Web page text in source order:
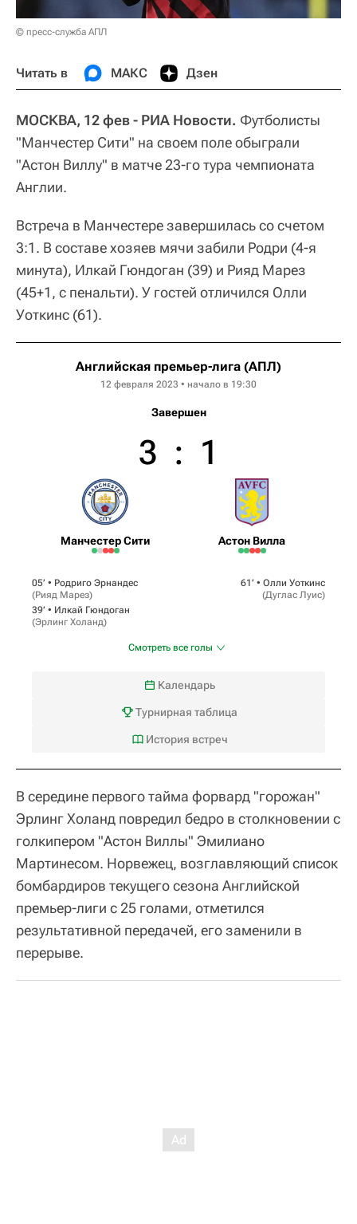
© пресс-служба АПЛ
Читать в МАКС Дзен
МОСКВА, 12 фев - РИА Новости. Футболисты
"Манчестер Сити" на своем поле обыграли
"Астон Виллу" в матче 23-го тура чемпионата
Англии.
Встреча в Манчестере завершилась со счетом
3:1. В составе хозяев мячи забили Родри (4-я
минута), Илкай Гюндоган (39) и Рияд Марез
(45+1, с пенальти). У гостей отличился Олли
Уоткинс (61).
Английская премьер-лига (АПЛ)
12 февраля 2023 • начало в 19:30
Завершен
Манчестер Сити
3 : 1
Астон Вилла
05‎’‎ • Родриго Эрнандес
(Рияд Марез)
39‎’‎ • Илкай Гюндоган
(Эрлинг Холанд)
61‎’‎ • Олли Уоткинс
(Дуглас Луис)
Смотреть все голы
Календарь
Турнирная таблица
История встреч
В середине первого тайма форвард "горожан"
Эрлинг Холанд повредил бедро в столкновении с
голкипером "Астон Виллы" Эмилиано
Мартинесом. Норвежец, возглавляющий список
бомбардиров текущего сезона Английской
премьер-лиги с 25 голами, отметился
результативной передачей, его заменили в
перерыве.